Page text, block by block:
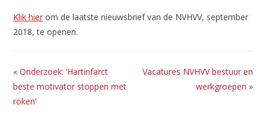
Klik hier om de laatste nieuwsbrief van de NVHVV, september
2018, te openen.
«Onderzoek: ‘Hartinfarct
beste motivator stoppen met
roken’
Vacatures NVHVV bestuur en
werkgroepen »